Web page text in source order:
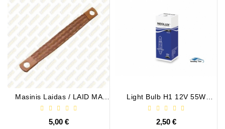
Masinis Laidas / LAID MA
0.415
5,00 €
Light Bulb H1 12V 55W
P14,5s
2,50 €